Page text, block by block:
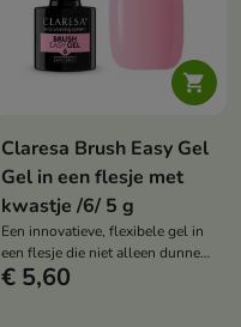

Claresa Brush Easy Gel
Gel in een flesje met
kwastje /6/ 5 g
Een innovatieve, flexibele gel in
een flesje die niet alleen dunne,
verzwakte nagels verhardt en
€ 5,60